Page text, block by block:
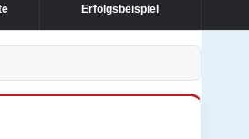
Erfolgsbeispiel